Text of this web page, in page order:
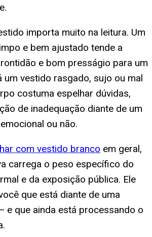
importa muito na leitura. Um
e bem ajustado tende a
e bom presságio para um
um vestido rasgado, sujo ou mal
costuma espelhar dúvidas,
de inadequação diante de um
ou não.
com vestido branco em geral,
carrega o peso específico do
e da exposição pública. Ele
que está diante de uma
e que ainda está processando o